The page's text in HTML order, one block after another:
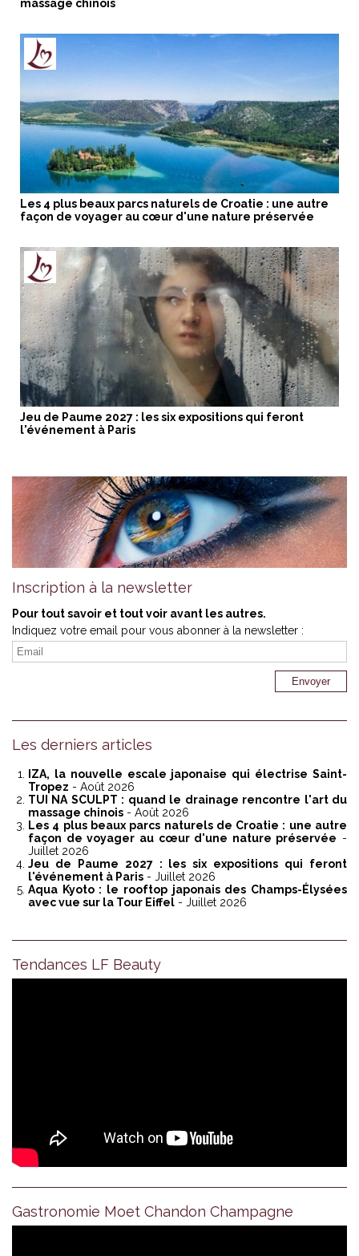
massage chinois
Les 4 plus beaux parcs naturels de Croatie : une autre
façon de voyager au cœur d'une nature préservée
Jeu de Paume 2027 : les six expositions qui feront
l'événement à Paris
Inscription à la newsletter
Pour tout savoir et tout voir avant les autres.
Indiquez votre email pour vous abonner à la newsletter :
Les derniers articles
IZA, la nouvelle escale japonaise qui électrise Saint-
Tropez - Août 2026
TUI NA SCULPT : quand le drainage rencontre l'art du
massage chinois - Août 2026
Les 4 plus beaux parcs naturels de Croatie : une autre
façon de voyager au cœur d'une nature préservée -
Juillet 2026
Jeu de Paume 2027 : les six expositions qui feront
l'événement à Paris - Juillet 2026
Aqua Kyoto : le rooftop japonais des Champs-Élysées
avec vue sur la Tour Eiffel - Juillet 2026
Tendances LF Beauty
Gastronomie Moet Chandon Champagne